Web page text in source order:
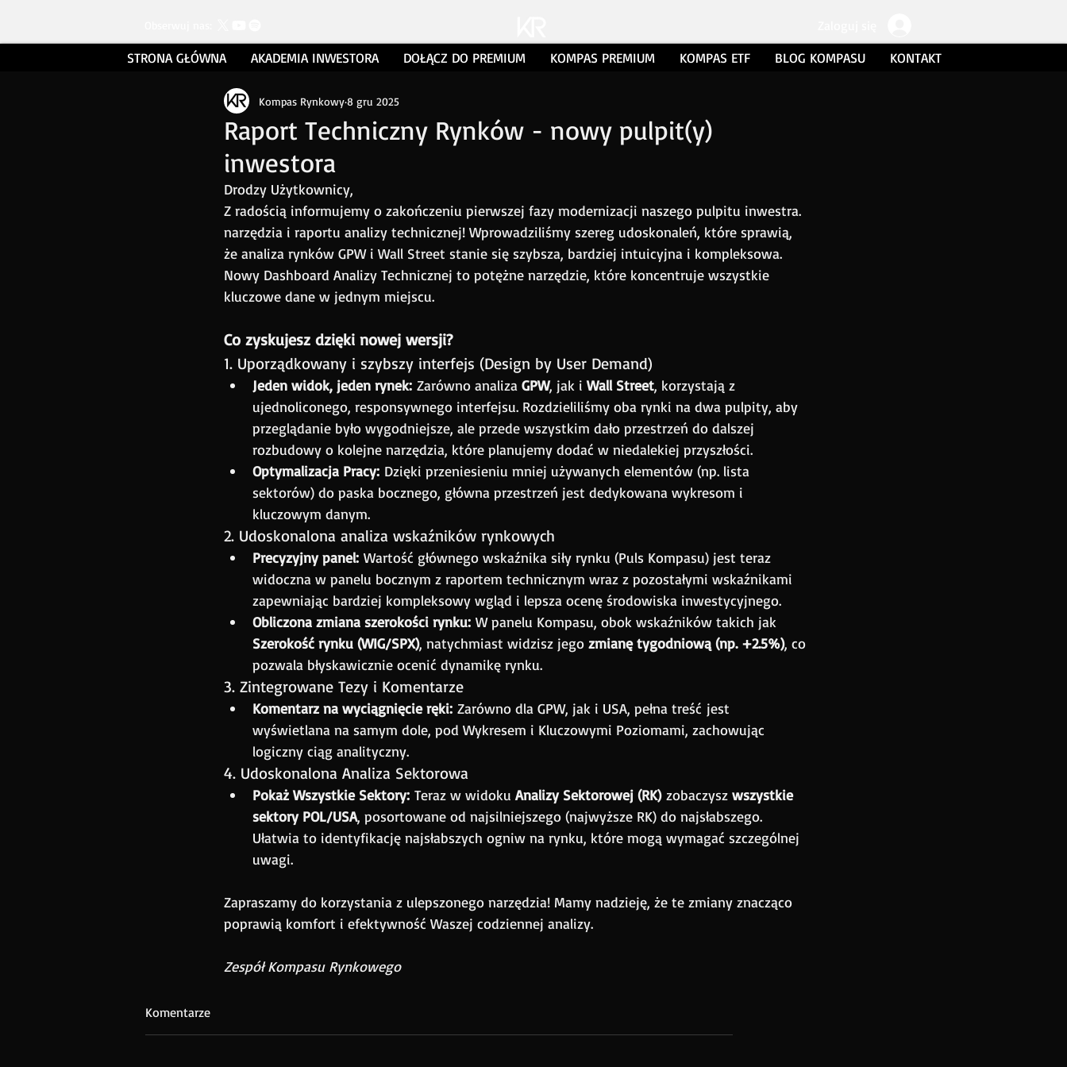
STRONA GŁÓWNA AKADEMIA INWESTORA DOŁĄCZ DO PREMIUM KOMPAS PREMIUM KOMPAS ETF BLOG KOMPASU KONTAKT
Raport Techniczny Rynków - nowy pulpit(y)
inwestora
Kompas Rynkowy8 gru 2025
Drodzy Użytkownicy,
Z radością informujemy o zakończeniu pierwszej fazy modernizacji naszego pulpitu inwestra.
narzędzia i raportu analizy technicznej! Wprowadziliśmy szereg udoskonaleń, które sprawią,
że analiza rynków GPW i Wall Street stanie się szybsza, bardziej intuicyjna i kompleksowa.
Nowy Dashboard Analizy Technicznej to potężne narzędzie, które koncentruje wszystkie
kluczowe dane w jednym miejscu.
Co zyskujesz dzięki nowej wersji?
1. Uporządkowany i szybszy interfejs (Design by User Demand)
Jeden widok, jeden rynek: Zarówno analiza GPW, jak i Wall Street, korzystają z
ujednoliconego, responsywnego interfejsu. Rozdzieliliśmy oba rynki na dwa pulpity, aby
przeglądanie było wygodniejsze, ale przede wszystkim dało przestrzeń do dalszej
rozbudowy o kolejne narzędzia, które planujemy dodać w niedalekiej przyszłości.
Optymalizacja Pracy: Dzięki przeniesieniu mniej używanych elementów (np. lista
sektorów) do paska bocznego, główna przestrzeń jest dedykowana wykresom i
kluczowym danym.
2. Udoskonalona analiza wskaźników rynkowych
Precyzyjny panel: Wartość głównego wskaźnika siły rynku (Puls Kompasu) jest teraz
widoczna w panelu bocznym z raportem technicznym wraz z pozostałymi wskaźnikami
zapewniając bardziej kompleksowy wgląd i lepsza ocenę środowiska inwestycyjnego.
Obliczona zmiana szerokości rynku: W panelu Kompasu, obok wskaźników takich jak
Szerokość rynku (WIG/SPX), natychmiast widzisz jego zmianę tygodniową (np. +2.5%), co
pozwala błyskawicznie ocenić dynamikę rynku.
3. Zintegrowane Tezy i Komentarze
Komentarz na wyciągnięcie ręki: Zarówno dla GPW, jak i USA, pełna treść jest
wyświetlana na samym dole, pod Wykresem i Kluczowymi Poziomami, zachowując
logiczny ciąg analityczny.
4. Udoskonalona Analiza Sektorowa
Pokaż Wszystkie Sektory: Teraz w widoku Analizy Sektorowej (RK) zobaczysz wszystkie
sektory POL/USA, posortowane od najsilniejszego (najwyższe RK) do najsłabszego.
Ułatwia to identyfikację najsłabszych ogniw na rynku, które mogą wymagać szczególnej
uwagi.
Zapraszamy do korzystania z ulepszonego narzędzia! Mamy nadzieję, że te zmiany znacząco
poprawią komfort i efektywność Waszej codziennej analizy.
Zespół Kompasu Rynkowego
Komentarze